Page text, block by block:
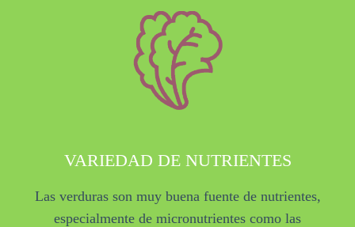
VARIEDAD DE NUTRIENTES
Las verduras son muy buena fuente de nutrientes,
especialmente de micronutrientes como las